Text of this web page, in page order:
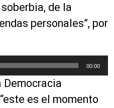
de la
personales”, por
00:00
Democracia
es el momento